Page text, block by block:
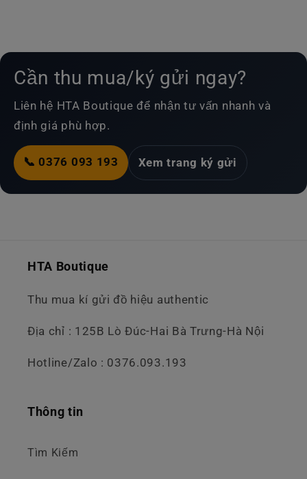
Cần thu mua/ký gửi ngay?
Liên hệ HTA Boutique để nhận tư vấn nhanh và
định giá phù hợp.
📞 0376 093 193 Xem trang ký gửi
HTA Boutique
Thu mua kí gửi đồ hiệu authentic
Địa chỉ : 125B Lò Đúc-Hai Bà Trưng-Hà Nội
Hotline/Zalo : 0376.093.193
Thông tin
Tìm Kiếm